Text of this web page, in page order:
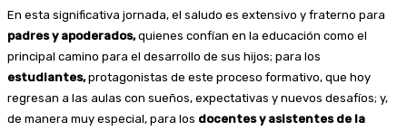
En esta significativa jornada, el saludo es extensivo y fraterno para
padres y apoderados,quienes confían en la educación como el
principal camino para el desarrollo de sus hijos; para los
estudiantes,protagonistas de este proceso formativo, que hoy
regresan a las aulas con sueños, expectativas y nuevos desafíos; y,
de manera muy especial, para los docentes y asistentes de la